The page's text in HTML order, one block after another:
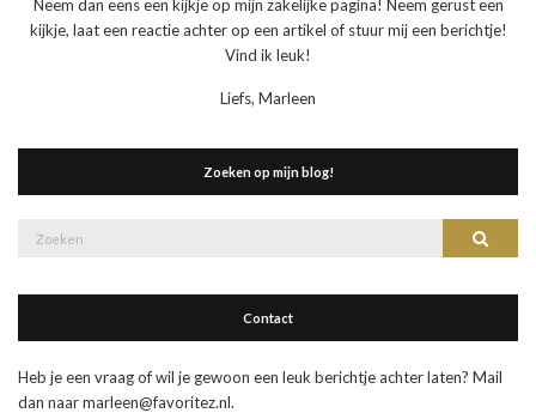
Neem dan eens een kijkje op mijn zakelijke pagina! Neem gerust een
kijkje, laat een reactie achter op een artikel of stuur mij een berichtje!
Vind ik leuk!
Liefs, Marleen
Zoeken op mijn blog!
Contact
Heb je een vraag of wil je gewoon een leuk berichtje achter laten? Mail
dan naar marleen@favoritez.nl.